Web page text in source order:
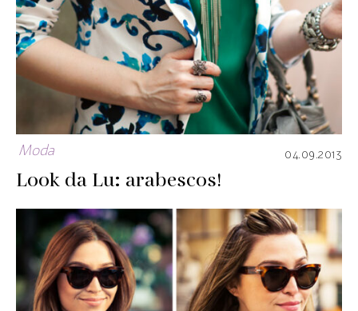
Moda 04.09.2013
Look da Lu: arabescos!